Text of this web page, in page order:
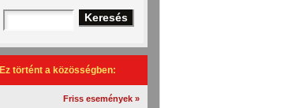
Ez történt a közösségben:
Friss események »